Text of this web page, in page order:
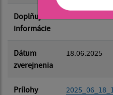
Doplňujúce
informácie
Dátum
zverejnenia
18.06.2025
Prílohy